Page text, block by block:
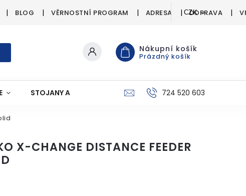
BLOG VĚRNOSTNÍ PROGRAM ADRESA DOPRAVA
CZK
Nákupní košík
Prázdný košík
STOJANY A SIGNALIZÁTORY PÉČE O ÚLOVEK
724 520 603
X-CHANGE DISTANCE FEEDER